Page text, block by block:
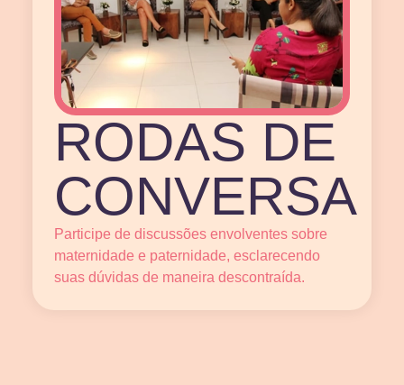
RODAS DE
CONVERSA
Participe de discussões envolventes sobre
maternidade e paternidade, esclarecendo
suas dúvidas de maneira descontraída.